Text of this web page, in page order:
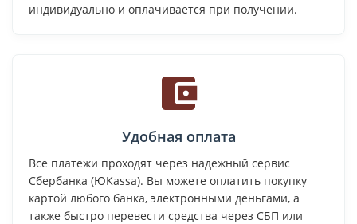
индивидуально и оплачивается при получении.
Удобная оплата
Все платежи проходят через надежный сервис
Сбербанка (ЮKassa). Вы можете оплатить покупку
картой любого банка, электронными деньгами, а
также быстро перевести средства через СБП или